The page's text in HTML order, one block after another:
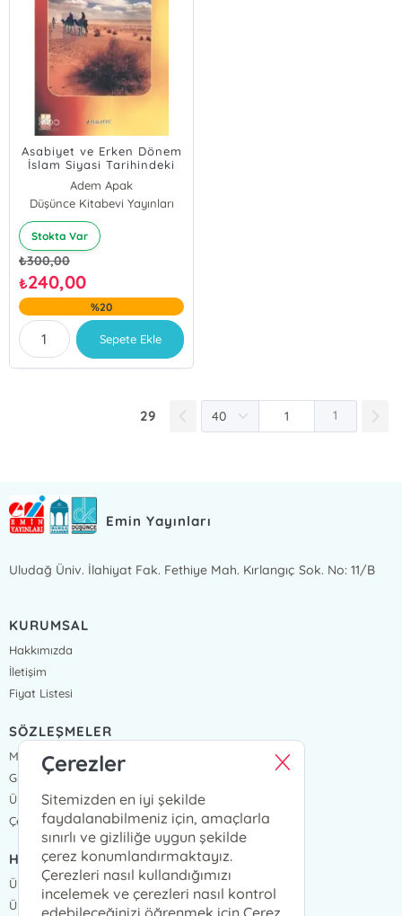
Asabiyet ve Erken Dönem
İslam Siyasi Tarihindeki
Etkileri
Adem Apak
Düşünce Kitabevi Yayınları
Stokta Var
₺300,00
₺240,00
%20
Sepete Ekle
29 1
Emin Yayınları
Uludağ Üniv. İlahiyat Fak. Fethiye Mah. Kırlangıç Sok. No: 11/B
KURUMSAL
Hakkımızda
İletişim
Fiyat Listesi
SÖZLEŞMELER
Mesafeli Satış Sözleşmesi
Gizlilik Sözleşmesi
Üyelik Sözleşmesi
Çerez Politikası
HIZLI ERİŞİM
Üye Ol
Üye Giriş
Çerezler
Sitemizden en iyi şekilde
faydalanabilmeniz için, amaçlarla
sınırlı ve gizliliğe uygun şekilde
çerez konumlandırmaktayız.
Çerezleri nasıl kullandığımızı
incelemek ve çerezleri nasıl kontrol
edebileceğinizi öğrenmek için Çerez